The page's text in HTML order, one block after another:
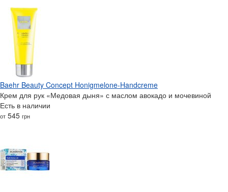
Baehr Beauty Concept Honigmelone-Handcreme
Крем для рук «Медовая дыня» с маслом авокадо и мочевиной
Есть в наличии
от 545 грн